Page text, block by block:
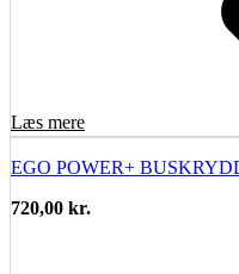
Læs mere
EGO POWER+
720,00 kr.